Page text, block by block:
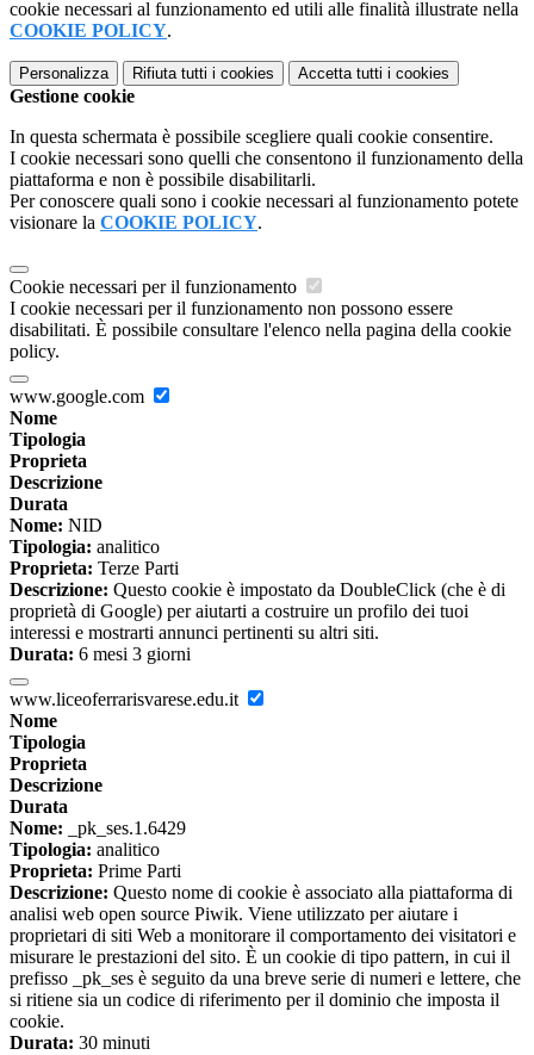
cookie necessari al funzionamento ed utili alle finalità illustrate nella
COOKIE POLICY.
Personalizza Rifiuta tutti i cookies Accetta tutti i cookies
Gestione cookie
In questa schermata è possibile scegliere quali cookie consentire.
I cookie necessari sono quelli che consentono il funzionamento della
piattaforma e non è possibile disabilitarli.
Per conoscere quali sono i cookie necessari al funzionamento potete
visionare la COOKIE POLICY.
Cookie necessari per il funzionamento
I cookie necessari per il funzionamento non possono essere
disabilitati. È possibile consultare l'elenco nella pagina della cookie
policy.
www.google.com
Nome
Tipologia
Proprieta
Descrizione
Durata
Nome: NID
Tipologia: analitico
Proprieta: Terze Parti
Descrizione: Questo cookie è impostato da DoubleClick (che è di
proprietà di Google) per aiutarti a costruire un profilo dei tuoi
interessi e mostrarti annunci pertinenti su altri siti.
Durata: 6 mesi 3 giorni
www.liceoferrarisvarese.edu.it
Nome
Tipologia
Proprieta
Descrizione
Durata
Nome: _pk_ses.1.6429
Tipologia: analitico
Proprieta: Prime Parti
Descrizione: Questo nome di cookie è associato alla piattaforma di
analisi web open source Piwik. Viene utilizzato per aiutare i
proprietari di siti Web a monitorare il comportamento dei visitatori e
misurare le prestazioni del sito. È un cookie di tipo pattern, in cui il
prefisso _pk_ses è seguito da una breve serie di numeri e lettere, che
si ritiene sia un codice di riferimento per il dominio che imposta il
cookie.
Durata: 30 minuti